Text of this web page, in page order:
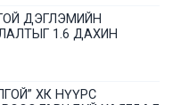
ДЭГЛЭМИЙН
1.6 ДАХИН
ХК НҮҮРС